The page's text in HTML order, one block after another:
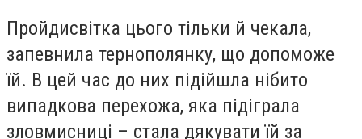
Пройдисвітка цього тільки й чекала,
запевнила тернополянку, що допоможе
їй. В цей час до них підійшла нібито
випадкова перехожа, яка підіграла
зловмисниці – стала дякувати їй за